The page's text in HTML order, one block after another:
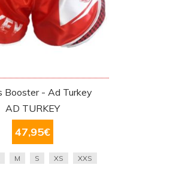
Booster - Ad Turkey
AD TURKEY
47,95€
M S XS XXS